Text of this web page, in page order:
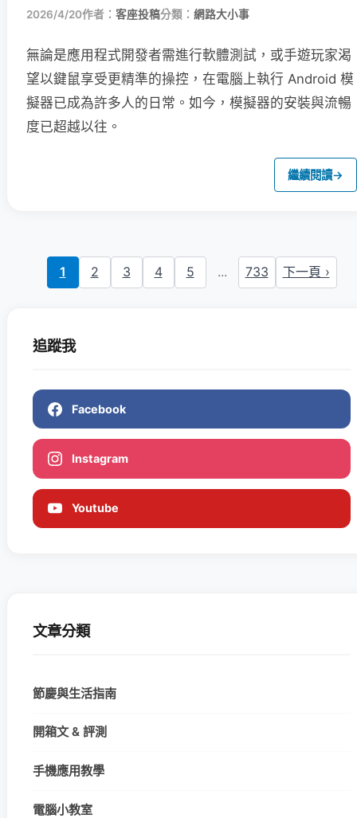
2026/4/20作者： 客座投稿分類： 網路大小事
無論是應用程式開發者需進行軟體測試，或手遊玩家渴
望以鍵鼠享受更精準的操控，在電腦上執行 Android 模
擬器已成為許多人的日常。如今，模擬器的安裝與流暢
度已超越以往。
繼續閱讀→
1 2 3 4 5 ... 733 下一頁 ›
追蹤我
Facebook
Instagram
Youtube
文章分類
節慶與生活指南
開箱文 & 評測
手機應用教學
電腦小教室